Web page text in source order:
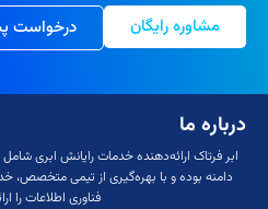
مشاوره رایگان درخواست
درباره ما
ابر فرتاک ارائه‌دهنده خدمات رایانش ابری
دامنه بوده و با بهره‌گیری از تیمی متخصص،
فناوری اطلاعات را